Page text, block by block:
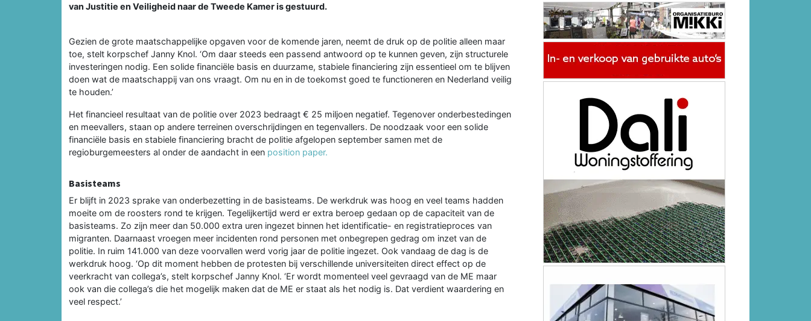
van Justitie en Veiligheid naar de Tweede Kamer is gestuurd.
Gezien de grote maatschappelijke opgaven voor de komende jaren, neemt de druk op de politie alleen maar
toe, stelt korpschef Janny Knol. ‘Om daar steeds een passend antwoord op te kunnen geven, zijn structurele
investeringen nodig. Een solide financiële basis en duurzame, stabiele financiering zijn essentieel om te blijven
doen wat de maatschappij van ons vraagt. Om nu en in de toekomst goed te functioneren en Nederland veilig
te houden.’
Het financieel resultaat van de politie over 2023 bedraagt € 25 miljoen negatief. Tegenover onderbestedingen
en meevallers, staan op andere terreinen overschrijdingen en tegenvallers. De noodzaak voor een solide
financiële basis en stabiele financiering bracht de politie afgelopen september samen met de
regioburgemeesters al onder de aandacht in een position paper.
Basisteams
Er blijft in 2023 sprake van onderbezetting in de basisteams. De werkdruk was hoog en veel teams hadden
moeite om de roosters rond te krijgen. Tegelijkertijd werd er extra beroep gedaan op de capaciteit van de
basisteams. Zo zijn meer dan 50.000 extra uren ingezet binnen het identificatie- en registratieproces van
migranten. Daarnaast vroegen meer incidenten rond personen met onbegrepen gedrag om inzet van de
politie. In ruim 141.000 van deze voorvallen werd vorig jaar de politie ingezet. Ook vandaag de dag is de
werkdruk hoog. ‘Op dit moment hebben de protesten bij verschillende universiteiten direct effect op de
veerkracht van collega’s, stelt korpschef Janny Knol. ‘Er wordt momenteel veel gevraagd van de ME maar
ook van die collega’s die het mogelijk maken dat de ME er staat als het nodig is. Dat verdient waardering en
veel respect.’